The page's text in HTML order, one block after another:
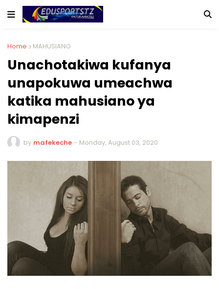
Home MAHUSIANO
Unachotakiwa kufanya
unapokuwa umeachwa
katika mahusiano ya
kimapenzi
by mafekeche - Monday, August 03, 2020